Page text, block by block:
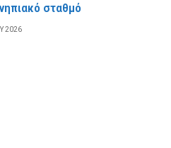
σταθμό
2026